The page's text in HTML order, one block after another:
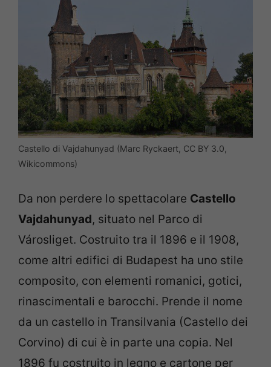
Castello di Vajdahunyad (Marc Ryckaert, CC BY 3.0,
Wikicommons)
Da non perdere lo spettacolare Castello
Vajdahunyad, situato nel Parco di
Városliget. Costruito tra il 1896 e il 1908,
come altri edifici di Budapest ha uno stile
composito, con elementi romanici, gotici,
rinascimentali e barocchi. Prende il nome
da un castello in Transilvania (Castello dei
Corvino) di cui è in parte una copia. Nel
1896 fu costruito in legno e cartone per